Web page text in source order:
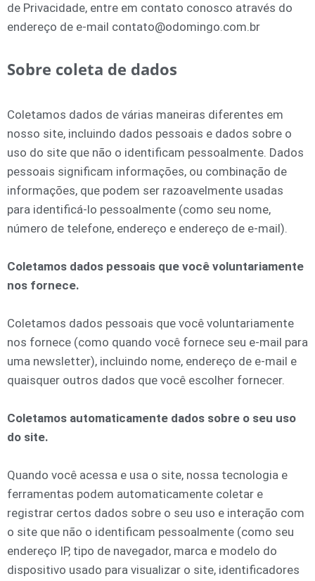
de Privacidade, entre em contato conosco através do
endereço de e-mail contato@odomingo.com.br
Sobre coleta de dados
Coletamos dados de várias maneiras diferentes em
nosso site, incluindo dados pessoais e dados sobre o
uso do site que não o identificam pessoalmente. Dados
pessoais significam informações, ou combinação de
informações, que podem ser razoavelmente usadas
para identificá-lo pessoalmente (como seu nome,
número de telefone, endereço e endereço de e-mail).
Coletamos dados pessoais que você voluntariamente
nos fornece.
Coletamos dados pessoais que você voluntariamente
nos fornece (como quando você fornece seu e-mail para
uma newsletter), incluindo nome, endereço de e-mail e
quaisquer outros dados que você escolher fornecer.
Coletamos automaticamente dados sobre o seu uso
do site.
Quando você acessa e usa o site, nossa tecnologia e
ferramentas podem automaticamente coletar e
registrar certos dados sobre o seu uso e interação com
o site que não o identificam pessoalmente (como seu
endereço IP, tipo de navegador, marca e modelo do
dispositivo usado para visualizar o site, identificadores